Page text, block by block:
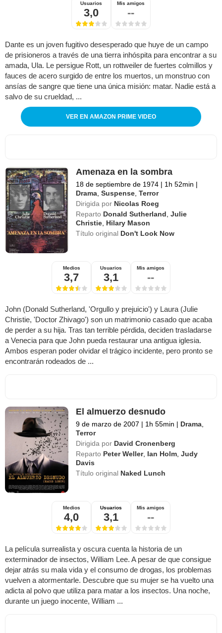
Usuarios
3,0
Mis amigos
--
Dante es un joven fugitivo desesperado que huye de un campo
de prisioneros a través de una tierra inhóspita para encontrar a su
amada, Ula. Le persigue Rott, un rottweiler de fuertes colmillos y
fauces de acero surgido de entre los muertos, un monstruo con
ansías de sangre que tiene una única misión: matar. Nadie está a
salvo de su crueldad, ...
VER EN AMAZON PRIME VIDEO
Amenaza en la sombra
18 de septiembre de 1974 | 1h 52min |
Drama,Suspense,Terror
Dirigida por Nicolas Roeg
Reparto Donald Sutherland,Julie
Christie, Hilary Mason
Título original Don't Look Now
Medios
3,7
Usuarios
3,1
Mis amigos
--
John (Donald Sutherland, 'Orgullo y prejuicio') y Laura (Julie
Christie, 'Doctor Zhivago') son un matrimonio casado que acaba
de perder a su hija. Tras tan terrible pérdida, deciden trasladarse
a Venecia para que John pueda restaurar una antigua iglesia.
Ambos esperan poder olvidar el trágico incidente, pero pronto se
encontrarán rodeados de ...
El almuerzo desnudo
9 de marzo de 2007 | 1h 55min | Drama,
Terror
Dirigida por David Cronenberg
Reparto Peter Weller, Ian Holm,Judy
Davis
Título original Naked Lunch
Medios
4,0
Usuarios
3,1
Mis amigos
--
La película surrealista y oscura cuenta la historia de un
exterminador de insectos, William Lee. A pesar de que consigue
dejar atrás su mala vida y el consumo de drogas, los problemas
vuelven a atormentarle. Descubre que su mujer se ha vuelto una
adicta al polvo que utiliza para matar a los insectos. Una noche,
durante un juego inocente, William ...